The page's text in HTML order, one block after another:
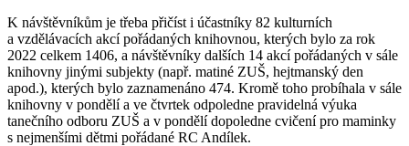
K návštěvníkům je třeba přičíst i účastníky 82 kulturních
a vzdělávacích akcí pořádaných knihovnou, kterých bylo za rok
2022 celkem 1406, a návštěvníky dalších 14 akcí pořádaných v sále
knihovny jinými subjekty (např. matiné ZUŠ, hejtmanský den
apod.), kterých bylo zaznamenáno 474. Kromě toho probíhala v sále
knihovny v pondělí a ve čtvrtek odpoledne pravidelná výuka
tanečního odboru ZUŠ a v pondělí dopoledne cvičení pro maminky
s nejmenšími dětmi pořádané RC Andílek.